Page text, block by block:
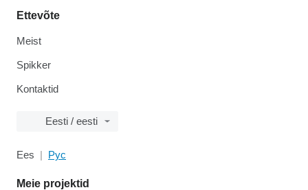
Ettevõte
Meist
Spikker
Kontaktid
Eesti / eesti
Ees Рус
Meie projektid